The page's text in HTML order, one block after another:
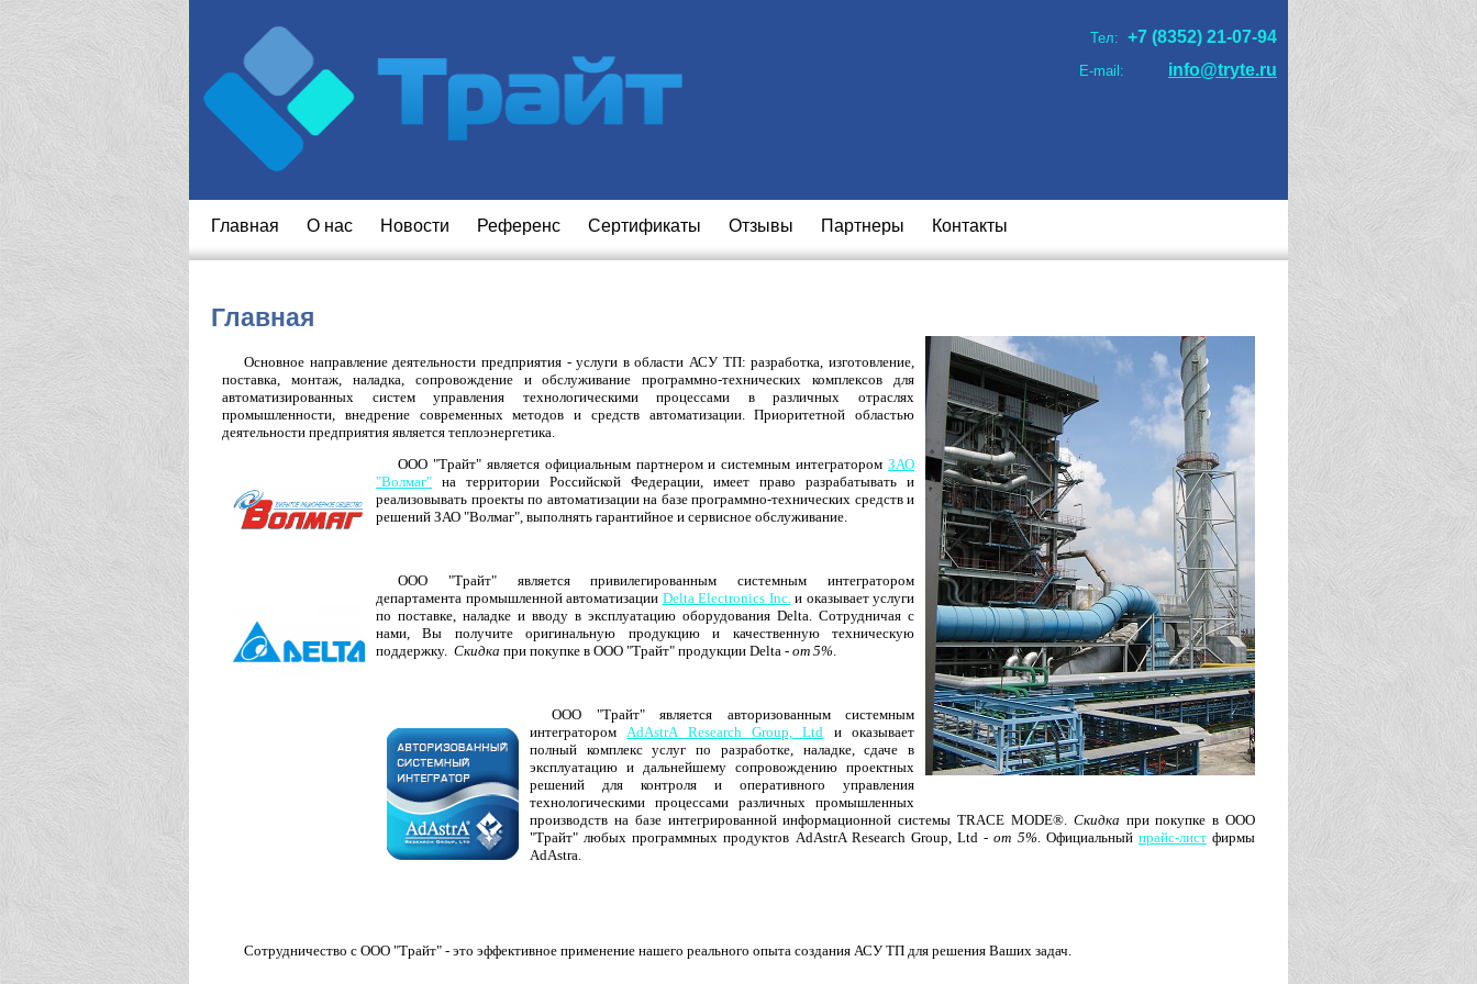
Тел: +7 (8352) 21-07-94
E-mail: info@tryte.ru
Главная O нас Новости Референс Сертификаты Отзывы Партнеры Контакты
Главная
Основное направление деятельности предприятия - услуги в области АСУ ТП: разработка, изготовление,
поставка, монтаж, наладка, сопровождение и обслуживание программно-технических комплексов для
автоматизированных систем управления технологическими процессами в различных отраслях
промышленности, внедрение современных методов и средств автоматизации. Приоритетной областью
деятельности предприятия является теплоэнергетика.
ООО "Трайт" является официальным партнером и системным интегратором ЗАО
"Волмаг" на территории Российской Федерации, имеет право разрабатывать и
реализовывать проекты по автоматизации на базе программно-технических средств и
решений ЗАО "Волмаг", выполнять гарантийное и сервисное обслуживание.
ООО "Трайт" является привилегированным системным интегратором
департамента промышленной автоматизации Delta Electronics Inc. и оказывает услуги
по поставке, наладке и вводу в эксплуатацию оборудования Delta. Сотрудничая с
нами, Вы получите оригинальную продукцию и качественную техническую
поддержку. Скидка при покупке в ООО "Трайт" продукции Delta - от 5%
ООО "Трайт" является авторизованным системным
интегратором AdAstrA Research Group, Ltd и оказывает
полный комплекс услуг по разработке, наладке, сдаче в
эксплуатацию и дальнейшему сопровождению проектных
решений для контроля и оперативного управления
технологическими процессами различных промышленных
производств на базе интегрированной информационной системы TRACE MODE®. Скидка при покупке в ООО
"Трайт" любых программных продуктов AdAstrA Research Group, Ltd -от 5% . Официальный прайс-листфирмы
AdAstra.
Сотрудничество с ООО "Трайт" - это эффективное применение нашего реального опыта создания АСУ ТП для решения Ваших задач.